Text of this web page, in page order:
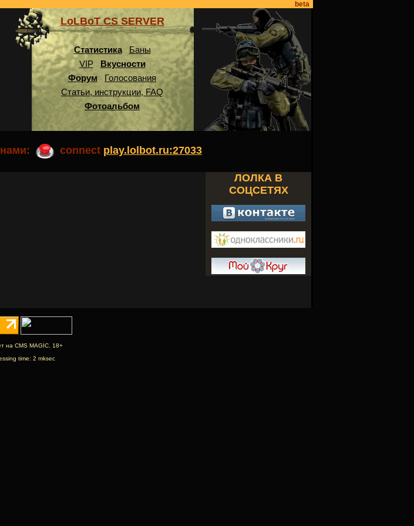
beta
LoLBoT CS SERVER
Статистика
Баны
VIP
Вкусности
Форум
Голосования
Статьи, инструкции, FAQ
Фотоальбом
connect play.lolbot.ru:27033
ЛОЛКА В
СОЦСЕТЯХ
на CMS MAGIC. 18+
time: 2 mksec